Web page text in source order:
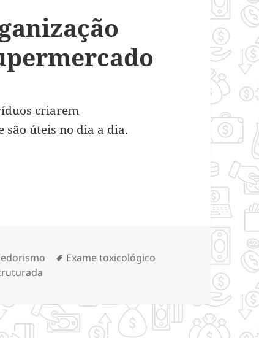
criarem
são úteis no dia a dia.
para Montar um Supermercado
Tags
Exame toxicológico